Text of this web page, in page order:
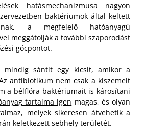
hatásmechanizmusa nagyon
baktériumok által keltett
a megfelelő hatóanyagú
meggátolják a további szaporodást
gócpontot.
mindig sántít egy kicsit, amikor a
antibiotikum nem csak a kiszemelt
a bélflóra baktériumait is károsítani
tartalma igen magas, és olyan
melyek sikeresen átvehetik a
keletkezett sebhely területét.